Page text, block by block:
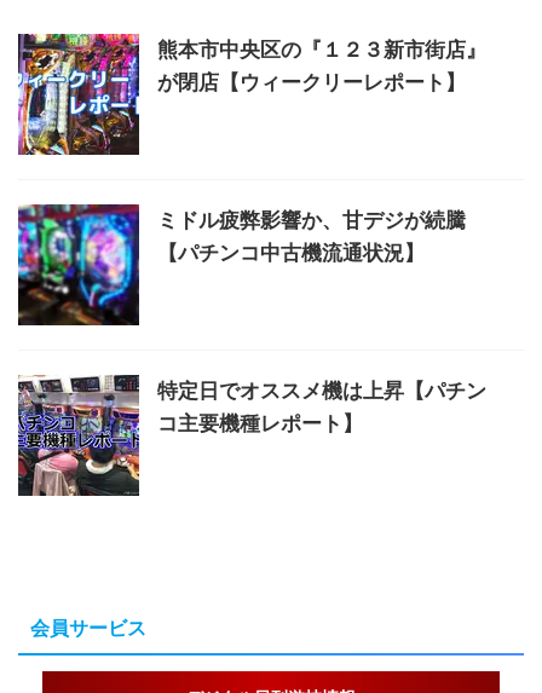
熊本市中央区の『１２３新市街店』
が閉店【ウィークリーレポート】
ミドル疲弊影響か、甘デジが続騰
【パチンコ中古機流通状況】
特定日でオススメ機は上昇【パチン
コ主要機種レポート】
会員サービス